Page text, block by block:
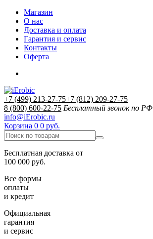
Магазин
О нас
Доставка и оплата
Гарантия и сервис
Контакты
Оферта
+7 (499) 213-27-75+7 (812) 209-27-75
8 (800) 600-22-75 Бесплатный звонок по РФ
info@iErobic.ru
Корзина 0 0 руб.
Бесплатная доставка от
100 000 руб.
Все формы
оплаты
и кредит
Официальная
гарантия
и сервис